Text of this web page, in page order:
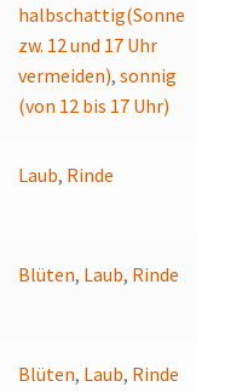
halbschattig(Sonne
zw. 12 und 17 Uhr
vermeiden),sonnig
(von 12 bis 17 Uhr)
Laub, Rinde
Blüten, Laub, Rinde
Blüten, Laub, Rinde